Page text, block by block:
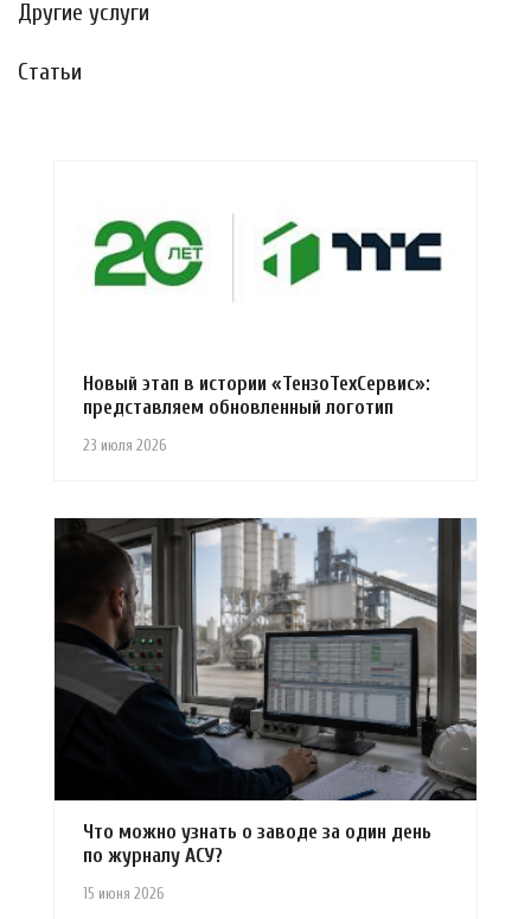
Другие услуги
Статьи
23 июля 2026
Новый этап в истории «ТензоТехСервис»:
представляем обновленный логотип
15 июня 2026
Что можно узнать о заводе за один день
по журналу АСУ?